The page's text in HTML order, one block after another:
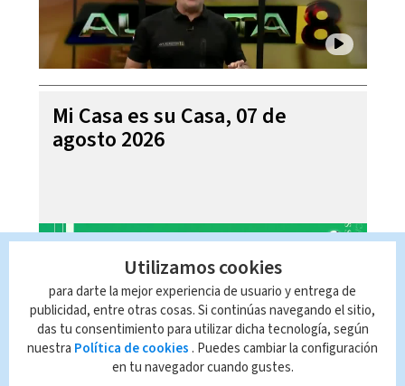
Mi Casa es su Casa, 07 de
agosto 2026
Utilizamos cookies
para darte la mejor experiencia de usuario y entrega de
publicidad, entre otras cosas. Si continúas navegando el sitio,
das tu consentimiento para utilizar dicha tecnología, según
nuestra Política de cookies . Puedes cambiar la configuración
en tu navegador cuando gustes.